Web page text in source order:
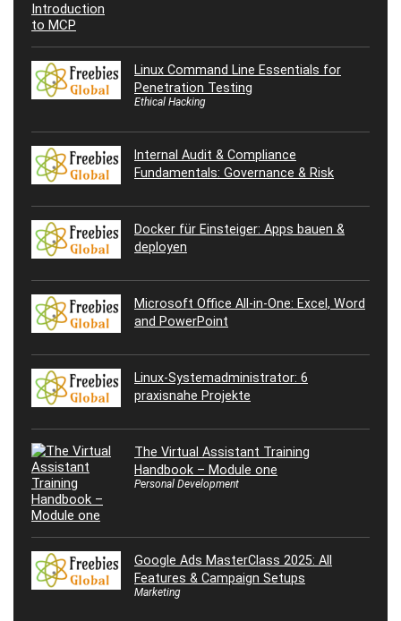
Linux Command Line Essentials for
Penetration Testing
Ethical Hacking
Internal Audit & Compliance
Fundamentals: Governance & Risk
Docker für Einsteiger: Apps bauen &
deployen
Microsoft Office All-in-One: Excel, Word
and PowerPoint
Linux-Systemadministrator: 6
praxisnahe Projekte
The Virtual Assistant Training
Handbook – Module one
Personal Development
Google Ads MasterClass 2025: All
Features & Campaign Setups
Marketing